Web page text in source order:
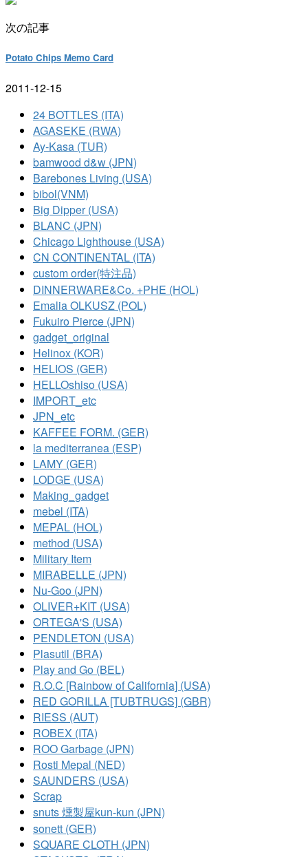
次の記事
Potato Chips Memo Card
2011-12-15
24 BOTTLES (ITA)
AGASEKE (RWA)
Ay-Kasa (TUR)
bamwood d&w (JPN)
Barebones Living (USA)
bibol(VNM)
Big Dipper (USA)
BLANC (JPN)
Chicago Lighthouse (USA)
CN CONTINENTAL (ITA)
custom order(特注品)
DINNERWARE&Co. +PHE (HOL)
Emalia OLKUSZ (POL)
Fukuiro Pierce (JPN)
gadget_original
Helinox (KOR)
HELIOS (GER)
HELLOshiso (USA)
IMPORT_etc
JPN_etc
KAFFEE FORM. (GER)
la mediterranea (ESP)
LAMY (GER)
LODGE (USA)
Making_gadget
mebel (ITA)
MEPAL (HOL)
method (USA)
Military Item
MIRABELLE (JPN)
Nu-Goo (JPN)
OLIVER+KIT (USA)
ORTEGA'S (USA)
PENDLETON (USA)
Plasutil (BRA)
Play and Go (BEL)
R.O.C [Rainbow of California] (USA)
RED GORILLA [TUBTRUGS] (GBR)
RIESS (AUT)
ROBEX (ITA)
ROO Garbage (JPN)
Rosti Mepal (NED)
SAUNDERS (USA)
Scrap
snuts 燻製屋kun-kun (JPN)
sonett (GER)
SQUARE CLOTH (JPN)